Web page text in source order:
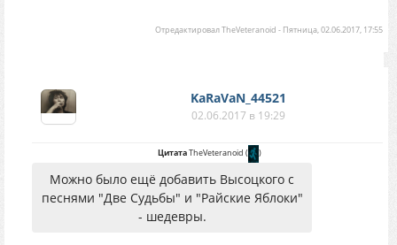
ОтредактировалTheVeteranoid - Пятница, 02.06.2017, 17:55
KaRaVaN_44521
02.06.2017 в 19:29
ЦитатаTheVeteranoid ( )
Можно было ещё добавить Высоцкого с
песнями "Две Судьбы" и "Райские Яблоки"
- шедевры.